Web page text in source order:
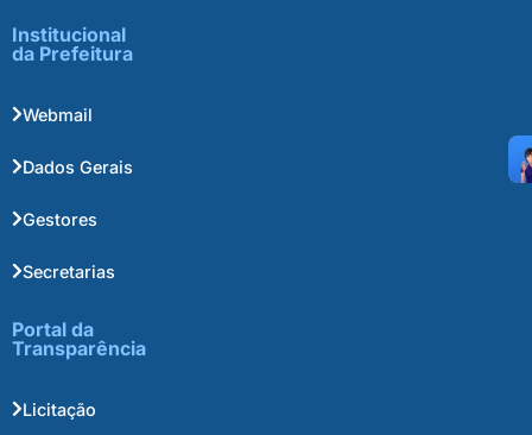
Institucional
da Prefeitura
Webmail
Dados Gerais
Gestores
Secretarias
Portal da
Transparência
Licitação